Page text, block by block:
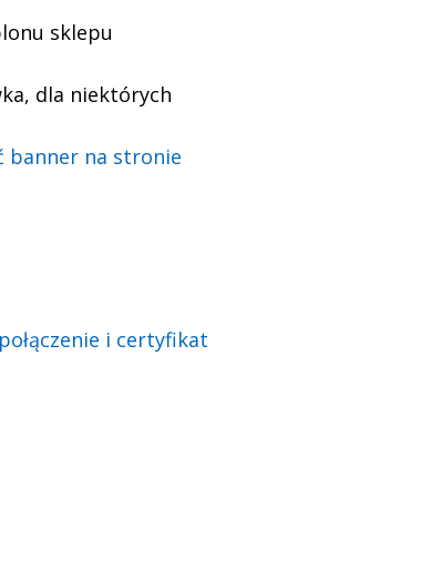
sklepu
dla niektórych
banner na stronie
i certyfikat